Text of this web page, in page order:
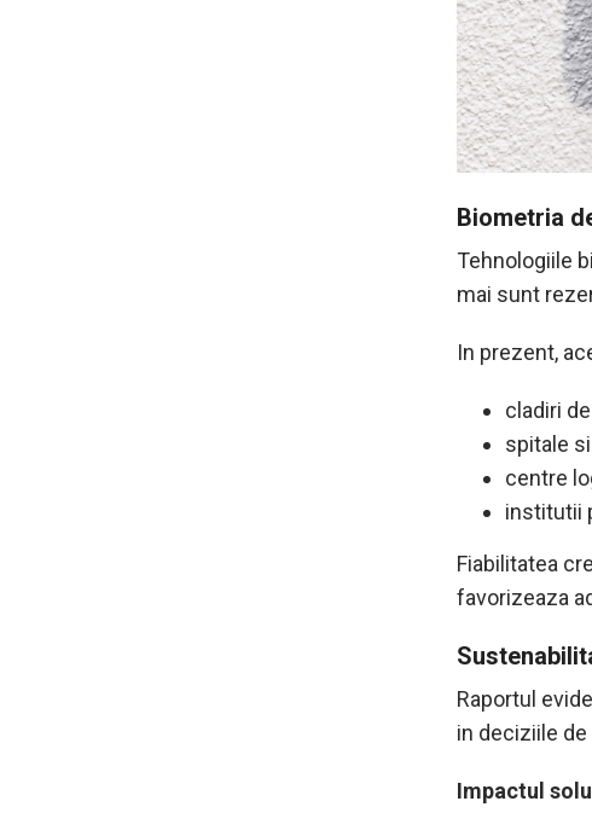
Biometria
Tehnologiile
mai sunt
In prezent,
cladiri
spitale
centre
institutii
Fiabilitatea
favorizeaza
Raportul
in deciziile
Impactul